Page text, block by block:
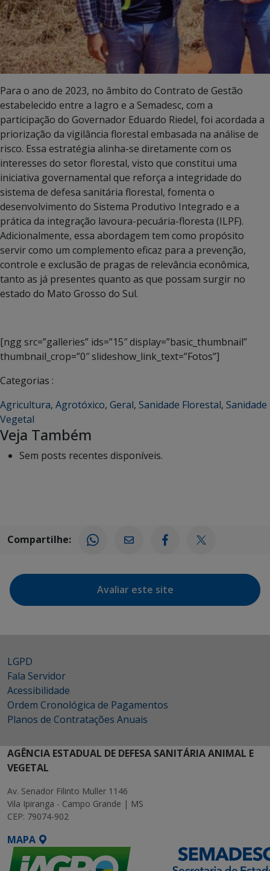
Para o ano de 2023, no âmbito do Contrato de Gestão
estabelecido entre a Iagro e a Semadesc, com a
participação do Governador Eduardo Riedel, foi acordada a
priorização da vigilância florestal embasada na análise de
risco. Essa estratégia alinha-se diretamente com os
interesses do setor florestal, visto que constitui uma
iniciativa governamental que reforça a integridade do
sistema de defesa sanitária florestal, fomenta o
desenvolvimento do Sistema Produtivo Integrado e a
prática da integração lavoura-pecuária-floresta (ILPF).
Adicionalmente, essa abordagem tem como propósito
servir como um complemento eficaz para a prevenção,
controle e exclusão de pragas de relevância econômica,
tanto as já presentes quanto as que possam surgir no
estado do Mato Grosso do Sul.
[ngg src=”galleries” ids=”15″ display=”basic_thumbnail”
thumbnail_crop=”0″ slideshow_link_text=”Fotos”]
Categorias :
Agricultura, Agrotóxico, Geral, Sanidade Florestal, Sanidade
Vegetal
Veja Também
Sem posts recentes disponíveis.
Compartilhe:
Avaliar este site
LGPD
Fala Servidor
Acessibilidade
Ordem Cronológica de Pagamentos
Planos de Contratações Anuais
AGÊNCIA ESTADUAL DE DEFESA SANITÁRIA ANIMAL E
VEGETAL
Av. Senador Filinto Muller 1146
Vila Ipiranga - Campo Grande | MS
CEP: 79074-902
MAPA